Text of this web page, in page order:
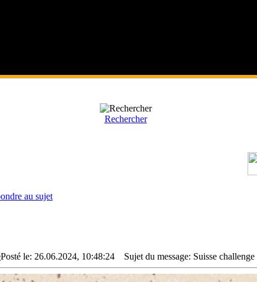
Rechercher
Posté le: 26.06.2024, 10:48:24 Sujet du message: Suisse